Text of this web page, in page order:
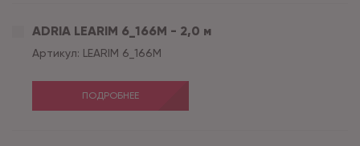
ADRIA LEARIM 6_166M - 2,0 м
Артикул: LEARIM 6_166M
ПОДРОБНЕЕ